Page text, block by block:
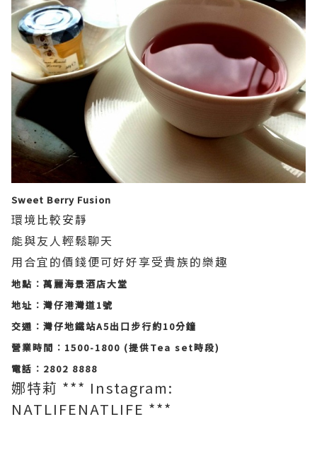
Sweet Berry Fusion
環境比較安靜
能與友人輕鬆聊天
用合宜的價錢便可好好享受貴族的樂趣
地點︰萬麗海景酒店大堂
地址︰灣仔港灣道1號
交通︰灣仔地鐵站A5出口步行約10分鐘
營業時間︰ 1500-1800 (提供Tea set時段)
電話︰ 2802 8888
娜特莉 *** Instagram:
NATLIFENATLIFE ***